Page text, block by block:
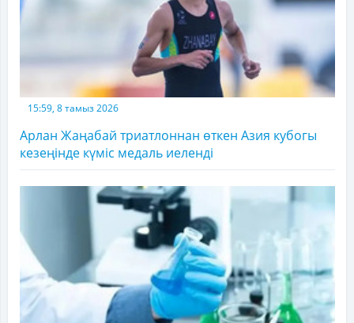
15:59, 8 тамыз 2026
Арлан Жаңабай триатлоннан өткен Азия кубогы
кезеңінде күміс медаль иеленді